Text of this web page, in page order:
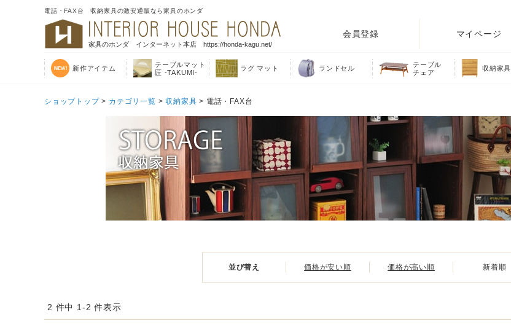
電話・FAX台 収納家具の激安通販なら家具のホンダ
家具のホンダ インターネット本店 https://honda-kagu.net/
会員登録 マイページ
新作アイテム
テーブルマット
匠 -TAKUMI-
ラグ マット ランドセル
テーブル
チェア
収納家具
ショップトップ> カテゴリ一覧 >収納家具 > 電話・FAX台
並び替え 価格が安い順 価格が高い順 新着順
2 件中 1-2 件表示